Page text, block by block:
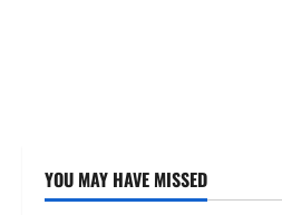
YOU MAY HAVE MISSED
Article